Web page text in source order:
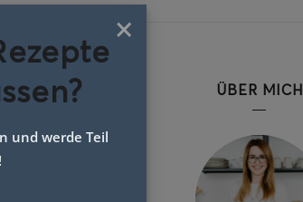
ÜBER MICH
×
und werde Teil